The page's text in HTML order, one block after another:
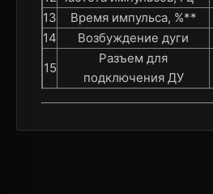
13
Время импульса, %**
14
Возбуждение дуги
15
Разъем для
подключения ДУ